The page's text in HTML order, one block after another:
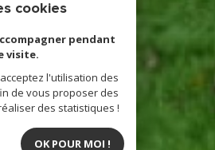
cookies
pendant
visite.
l'utilisation des
de vous proposer des
des statistiques !
OK POUR MOI !